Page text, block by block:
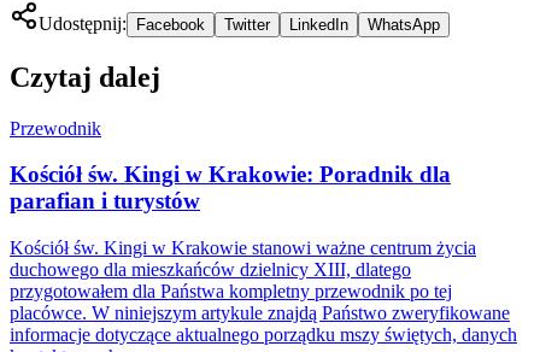
Udostępnij: Facebook Twitter LinkedIn WhatsApp
Czytaj dalej
Przewodnik
Kościół św. Kingi w Krakowie: Poradnik dla
parafian i turystów
Kościół św. Kingi w Krakowie stanowi ważne centrum życia
duchowego dla mieszkańców dzielnicy XIII, dlatego
przygotowałem dla Państwa kompletny przewodnik po tej
placówce. W niniejszym artykule znajdą Państwo zweryfikowane
informacje dotyczące aktualnego porządku mszy świętych, danych